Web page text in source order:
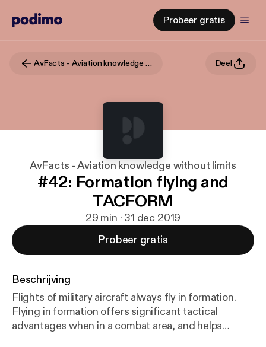
Probeer gratis
AvFacts - Aviation knowledge without limits Deel
AvFacts - Aviation knowledge without limits
#42: Formation flying and
TACFORM
29 min · 31 dec 2019
Probeer gratis
Beschrijving
Flights of military aircraft always fly in formation.
Flying in formation offers significant tactical
advantages when in a combat area, and helps